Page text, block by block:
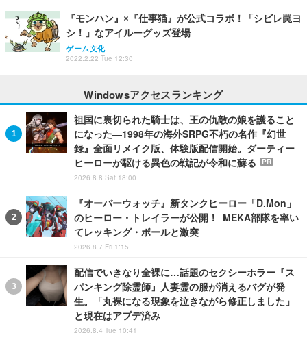
『モンハン』×『仕事猫』が公式コラボ！「シビレ罠ヨ
シ！」なアイルーグッズ登場
ゲーム文化
2022.2.22 Tue 12:30
Windowsアクセスランキング
祖国に裏切られた騎士は、王の仇敵の娘を護ること
になった―1998年の海外SRPG不朽の名作『幻世
録』全面リメイク版、体験版配信開始。ダーティー
ヒーローが駆ける異色の戦記が令和に蘇る
PR
2026.8.8 Sat 18:00
『オーバーウォッチ』新タンクヒーロー「D.Mon」
のヒーロー・トレイラーが公開！ MEKA部隊を率い
てレッキング・ボールと激突
2026.8.7 Fri 1:15
配信でいきなり全裸に…話題のセクシーホラー『ス
パンキング除霊師』人妻霊の服が消えるバグが発
生。「丸裸になる現象を泣きながら修正しました」
と現在はアプデ済み
2026.8.4 Tue 10:41